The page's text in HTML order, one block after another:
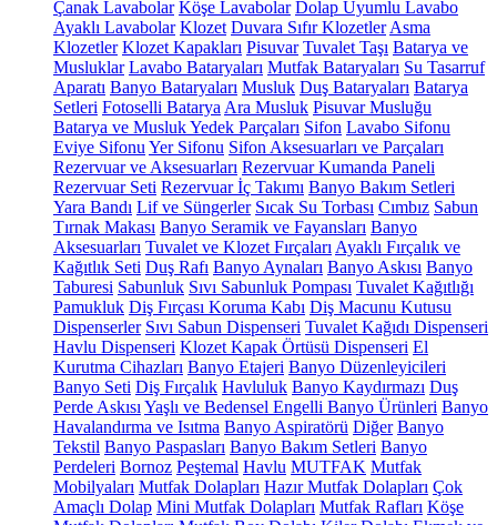
Çanak Lavabolar Köşe Lavabolar Dolap Uyumlu Lavabo
Ayaklı Lavabolar Klozet Duvara Sıfır Klozetler Asma
Klozetler Klozet Kapakları Pisuvar Tuvalet Taşı Batarya ve
Musluklar Lavabo Bataryaları Mutfak Bataryaları Su Tasarruf
Aparatı Banyo Bataryaları Musluk Duş Bataryaları Batarya
Setleri Fotoselli Batarya Ara Musluk Pisuvar Musluğu
Batarya ve Musluk Yedek Parçaları Sifon Lavabo Sifonu
Eviye Sifonu Yer Sifonu Sifon Aksesuarları ve Parçaları
Rezervuar ve Aksesuarları Rezervuar Kumanda Paneli
Rezervuar Seti Rezervuar İç Takımı Banyo Bakım Setleri
Yara Bandı Lif ve Süngerler Sıcak Su Torbası Cımbız Sabun
Tırnak Makası Banyo Seramik ve Fayansları Banyo
Aksesuarları Tuvalet ve Klozet Fırçaları Ayaklı Fırçalık ve
Kağıtlık Seti Duş Rafı Banyo Aynaları Banyo Askısı Banyo
Taburesi Sabunluk Sıvı Sabunluk Pompası Tuvalet Kağıtlığı
Pamukluk Diş Fırçası Koruma Kabı Diş Macunu Kutusu
Dispenserler Sıvı Sabun Dispenseri Tuvalet Kağıdı Dispenseri
Havlu Dispenseri Klozet Kapak Örtüsü Dispenseri El
Kurutma Cihazları Banyo Etajeri Banyo Düzenleyicileri
Banyo Seti Diş Fırçalık Havluluk Banyo Kaydırmazı Duş
Perde Askısı Yaşlı ve Bedensel Engelli Banyo Ürünleri Banyo
Havalandırma ve Isıtma Banyo Aspiratörü Diğer Banyo
Tekstil Banyo Paspasları Banyo Bakım Setleri Banyo
Perdeleri Bornoz Peştemal Havlu MUTFAK Mutfak
Mobilyaları Mutfak Dolapları Hazır Mutfak Dolapları Çok
Amaçlı Dolap Mini Mutfak Dolapları Mutfak Rafları Köşe